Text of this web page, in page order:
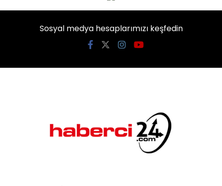
Sosyal medya hesaplarımızı keşfedin